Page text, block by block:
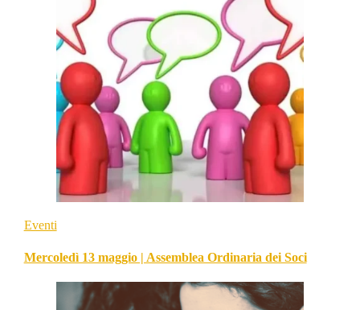
Eventi
Mercoledì 13 maggio | Assemblea Ordinaria dei Soci